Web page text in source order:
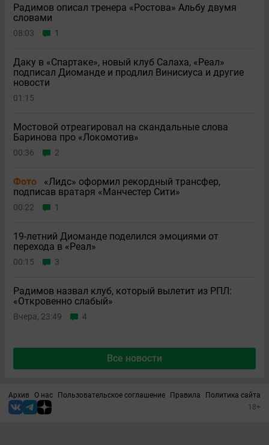
Радимов описал тренера «Ростова» Альбу двумя
словами
08:03 1
Даку в «Спартаке», новый клуб Салаха, «Реал»
подписал Диоманде и продлил Винисиуса и другие
новости
01:15
Мостовой отреагировал на скандальные слова
Баринова про «Локомотив»
00:36 2
Фото
«Лидс» оформил рекордный трансфер,
подписав вратаря «Манчестер Сити»
00:22 1
19-летний Диоманде поделился эмоциями от
перехода в «Реал»
00:15 3
Радимов назвал клуб, который вылетит из РПЛ:
«Откровенно слабый»
Вчера, 23:49 4
Все новости
Архив О нас Пользовательское соглашение Правила
Политика сайта
18+